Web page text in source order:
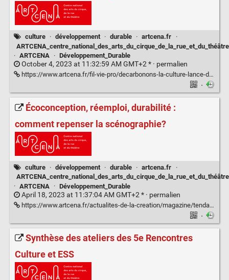
culture · développement · durable · artcena.fr
·
ARTCENA_centre_national_des_arts_du_cirque_de_la_rue_et_du_théâtre
· ARTCENA · Développement_Durable
October 4, 2023 at 11:32:59 AM GMT+2 * · permalien
https://www.artcena.fr/fil-vie-pro/decarbonons-la-culture-lance-de-nouveaux-outils-destination-des-professionnels
·
Écoconception, réemploi, durabilité :
comment repenser la scénographie?
culture · développement · durable · artcena.fr
·
ARTCENA_centre_national_des_arts_du_cirque_de_la_rue_et_du_théâtre
· ARTCENA · Développement_Durable
April 18, 2023 at 11:37:04 AM GMT+2 * · permalien
https://www.artcena.fr/actualites-de-la-creation/magazine/tendances/la-scenographie-aujourdhui/ecoconception-reemploi-durabilite-comment-repenser-la-sc%C3%A9nographie
·
Synthèse des ateliers des 5e Rencontres
Culture et ESS